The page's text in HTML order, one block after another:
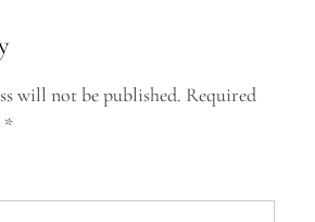
will not be published. Required
*